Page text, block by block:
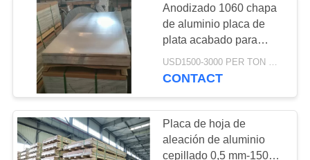
tira del acero
inoxidable
36
Anodizado 1060 chapa
de aluminio placa de
plata acabado para
aplicaciones industriales
USD1500-3000 PER TON MOQ:1TON
CONTACT
Placa de hoja de
aleación de aluminio
cepillado 0,5 mm-150